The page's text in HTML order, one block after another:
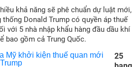
khả năng sẽ phê chuẩn dự luật mới,
thống Donald Trump có quyền áp thuế
với 5 nhà nhập khẩu hàng đầu dầu khí
bao gồm cả Trung Quốc.
25